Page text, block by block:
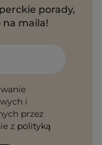
porady,
na maila!
i
przez
z polityką